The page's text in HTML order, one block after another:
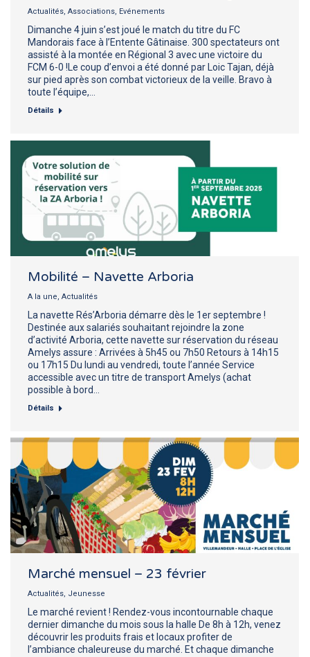
Actualités, Associations, Evénements
Dimanche 4 juin s’est joué le match du titre du FC
Mandorais face à l’Entente Gâtinaise. 300 spectateurs ont
assisté à la montée en Régional 3 avec une victoire du
FCM 6-0 !Le coup d’envoi a été donné par Loic Tajan, déjà
sur pied après son combat victorieux de la veille. Bravo à
toute l’équipe,…
Détails
Mobilité – Navette Arboria
A la une, Actualités
La navette Rés’Arboria démarre dès le 1er septembre !
Destinée aux salariés souhaitant rejoindre la zone
d’activité Arboria, cette navette sur réservation du réseau
Amelys assure : Arrivées à 5h45 ou 7h50 Retours à 14h15
ou 17h15 Du lundi au vendredi, toute l’année Service
accessible avec un titre de transport Amelys (achat
possible à bord…
Détails
Marché mensuel – 23 février
Actualités, Jeunesse
Le marché revient ! Rendez-vous incontournable chaque
dernier dimanche du mois sous la halle De 8h à 12h, venez
découvrir les produits frais et locaux profiter de
l’ambiance chaleureuse du marché. Et chaque dimanche